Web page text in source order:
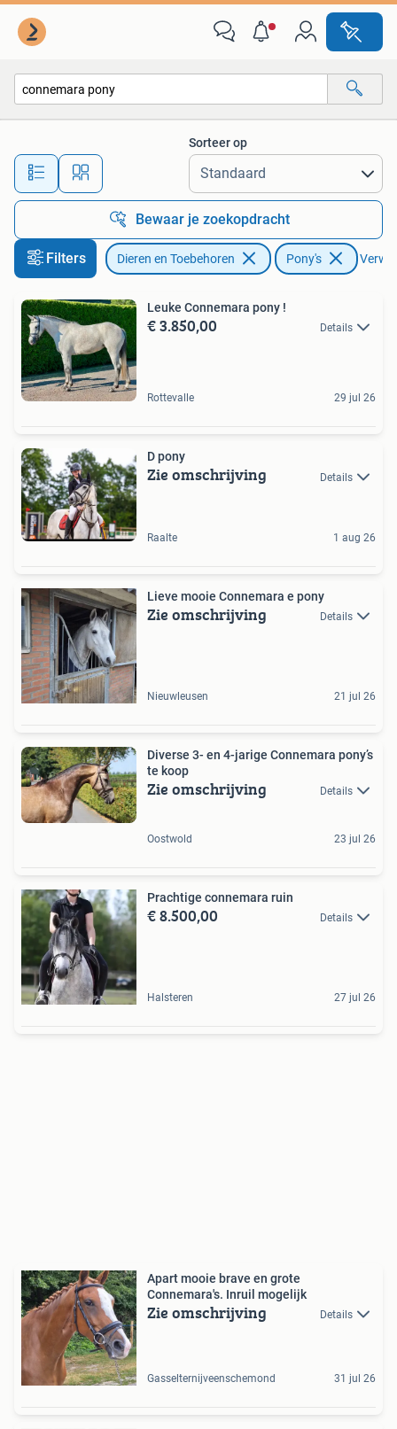
Alle afstanden…
Sorteer op
Bewaar je zoekopdracht
Filters Dieren en Toebehoren Pony's
Leuke Connemara pony !
€ 3.850,00 Details
Rottevalle 29 jul 26
D pony
Zie omschrijving Details
Raalte 1 aug 26
Lieve mooie Connemara e pony
Zie omschrijving Details
Nieuwleusen 21 jul 26
Diverse 3- en 4-jarige Connemara pony’s
te koop
Zie omschrijving Details
Oostwold 23 jul 26
Prachtige connemara ruin
€ 8.500,00 Details
Halsteren 27 jul 26
Apart mooie brave en grote
Connemara's. Inruil mogelijk
Zie omschrijving Details
Gasselternijveenschemond 31 jul 26